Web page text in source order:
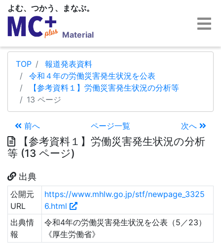
よむ、つかう、まなぶ。
Material
TOP
報道発表資料
令和４年の労働災害発生状況を公表
【参考資料１】労働災害発生状況の分析等
13 ページ
前へ ページ一覧 次へ
【参考資料１】労働災害発生状況の分析
等 (13 ページ)
出典
公開元
URL
https://www.mhlw.go.jp/stf/newpage_3325
6.html
出典情
報
令和4年の労働災害発生状況を公表（5／23）
《厚生労働省》